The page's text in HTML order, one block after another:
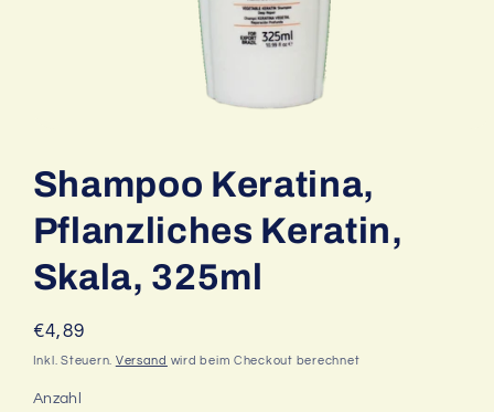
Modal
öffnen
Shampoo Keratina,
Pflanzliches Keratin,
Skala, 325ml
Normaler
Preis
€4,89
Inkl. Steuern. Versand wird beim Checkout berechnet
Anzahl